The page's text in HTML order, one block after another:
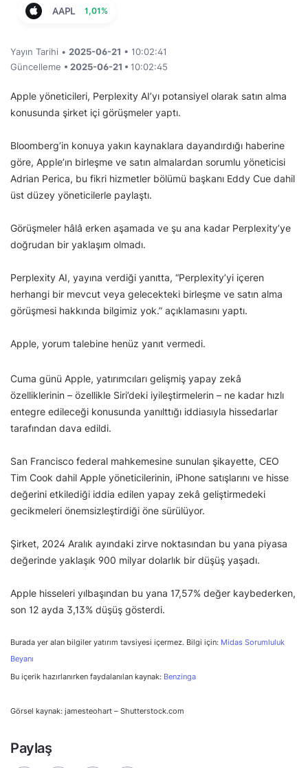
AAPL 1,01%
Yayın Tarihi • 2025-06-21 • 10:02:41
Güncelleme • 2025-06-21 • 10:02:45
Apple yöneticileri, Perplexity AI’yı potansiyel olarak satın alma
konusunda şirket içi görüşmeler yaptı.
Bloomberg’in konuya yakın kaynaklara dayandırdığı haberine
göre, Apple’ın birleşme ve satın almalardan sorumlu yöneticisi
Adrian Perica, bu fikri hizmetler bölümü başkanı Eddy Cue dahil
üst düzey yöneticilerle paylaştı.
Görüşmeler hâlâ erken aşamada ve şu ana kadar Perplexity’ye
doğrudan bir yaklaşım olmadı.
Perplexity AI, yayına verdiği yanıtta, “Perplexity’yi içeren
herhangi bir mevcut veya gelecekteki birleşme ve satın alma
görüşmesi hakkında bilgimiz yok.” açıklamasını yaptı.
Apple, yorum talebine henüz yanıt vermedi.
Cuma günü Apple, yatırımcıları gelişmiş yapay zekâ
özelliklerinin – özellikle Siri’deki iyileştirmelerin – ne kadar hızlı
entegre edileceği konusunda yanılttığı iddiasıyla hissedarlar
tarafından dava edildi.
San Francisco federal mahkemesine sunulan şikayette, CEO
Tim Cook dahil Apple yöneticilerinin, iPhone satışlarını ve hisse
değerini etkilediği iddia edilen yapay zekâ geliştirmedeki
gecikmeleri önemsizleştirdiği öne sürülüyor.
Şirket, 2024 Aralık ayındaki zirve noktasından bu yana piyasa
değerinde yaklaşık 900 milyar dolarlık bir düşüş yaşadı.
Apple hisseleri yılbaşından bu yana 17,57% değer kaybederken,
son 12 ayda 3,13% düşüş gösterdi.
Burada yer alan bilgiler yatırım tavsiyesi içermez. Bilgi için: Midas Sorumluluk
Beyanı
Bu içerik hazırlanırken faydalanılan kaynak: Benzinga
Görsel kaynak: jamesteohart – Shutterstock.com
Paylaş